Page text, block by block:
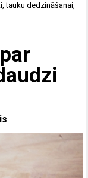
,tauku dedzināšanai,